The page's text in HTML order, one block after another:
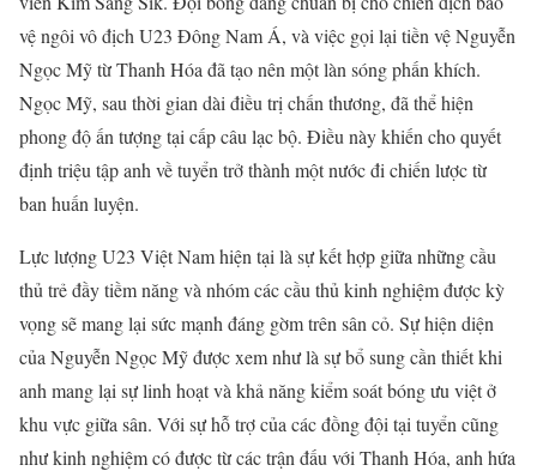
vệ ngôi vô địch U23 Đông Nam Á, và việc gọi lại tiền vệ Nguyễn
Ngọc Mỹ từ Thanh Hóa đã tạo nên một làn sóng phấn khích.
Ngọc Mỹ, sau thời gian dài điều trị chấn thương, đã thể hiện
phong độ ấn tượng tại cấp câu lạc bộ. Điều này khiến cho quyết
định triệu tập anh về tuyển trở thành một nước đi chiến lược từ
ban huấn luyện.
Lực lượng U23 Việt Nam hiện tại là sự kết hợp giữa những cầu
thủ trẻ đầy tiềm năng và nhóm các cầu thủ kinh nghiệm được kỳ
vọng sẽ mang lại sức mạnh đáng gờm trên sân cỏ. Sự hiện diện
của Nguyễn Ngọc Mỹ được xem như là sự bổ sung cần thiết khi
anh mang lại sự linh hoạt và khả năng kiểm soát bóng ưu việt ở
khu vực giữa sân. Với sự hỗ trợ của các đồng đội tại tuyển cũng
như kinh nghiệm có được từ các trận đấu với Thanh Hóa, anh hứa